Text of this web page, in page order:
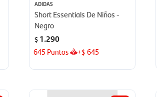
ADIDAS
Short Essentials De Niños -
Negro
$ 1.290
645 Puntos +$ 645